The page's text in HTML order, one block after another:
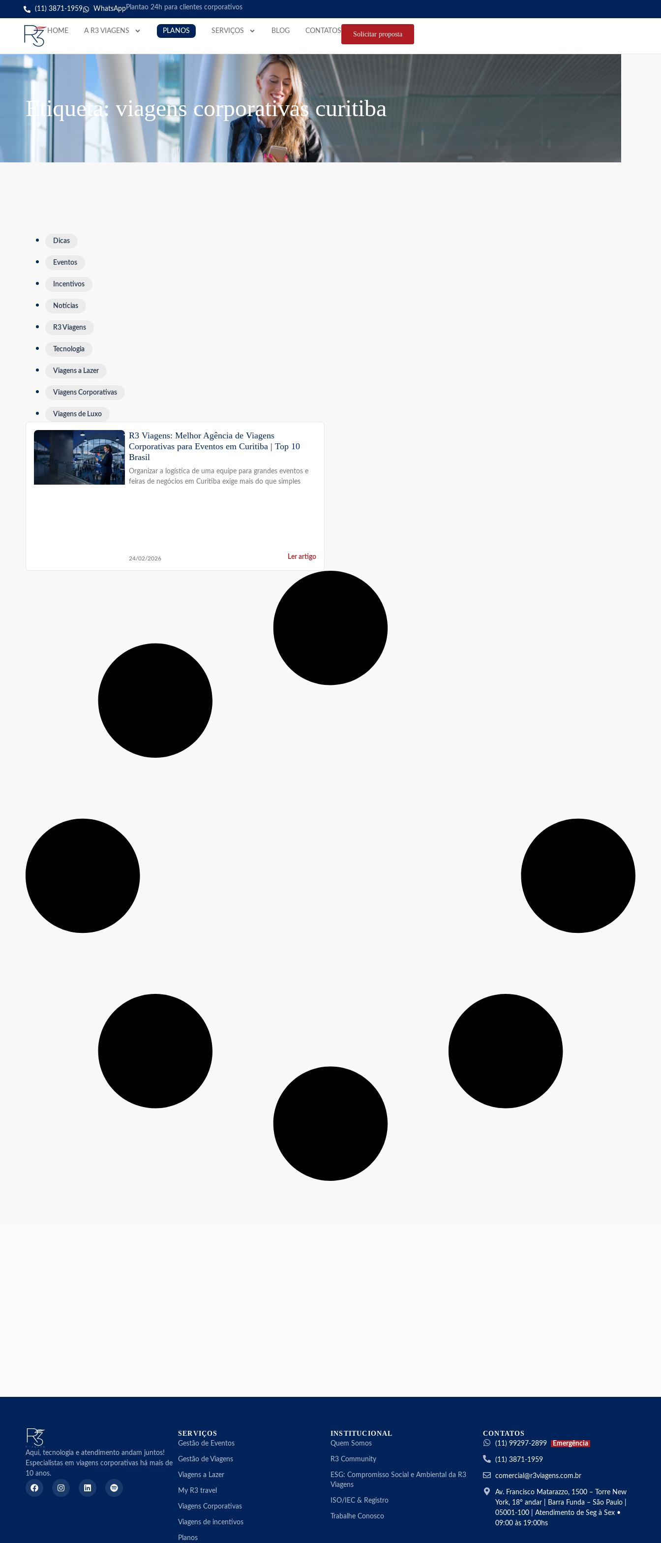
(11) 3871-1959 WhatsAppPlantao 24h para clientes corporativos
HOME A R3 VIAGENS PLANOS SERVIÇOS BLOG CONTATOS Solicitar proposta
Etiqueta: viagens corporativas curitiba
Dicas
Eventos
Incentivos
Notícias
R3 Viagens
Tecnologia
Viagens a Lazer
Viagens Corporativas
Viagens de Luxo
R3 Viagens: Melhor Agência de Viagens
Corporativas para Eventos em Curitiba | Top 10
Brasil
24/02/2026
Organizar a logística de uma equipe para grandes eventos e
feiras de negócios em Curitiba exige mais do que simples
Ler artigo
Aqui, tecnologia e atendimento andam juntos!
Especialistas em viagens corporativas há mais de
10 anos.
SERVIÇOS
Gestão de Eventos
Gestão de Viagens
Viagens a Lazer
My R3 travel
Viagens Corporativas
Viagens de incentivos
Planos
INSTITUCIONAL
Quem Somos
R3 Community
ESG: Compromisso Social e Ambiental da R3
Viagens
ISO/IEC & Registro
Trabalhe Conosco
CONTATOS
(11) 99297-2899 Emergência
(11) 3871-1959
comercial@r3viagens.com.br
Av. Francisco Matarazzo, 1500 – Torre New
York, 18º andar | Barra Funda – São Paulo |
05001-100 | Atendimento de Seg à Sex •
09:00 às 19:00hs